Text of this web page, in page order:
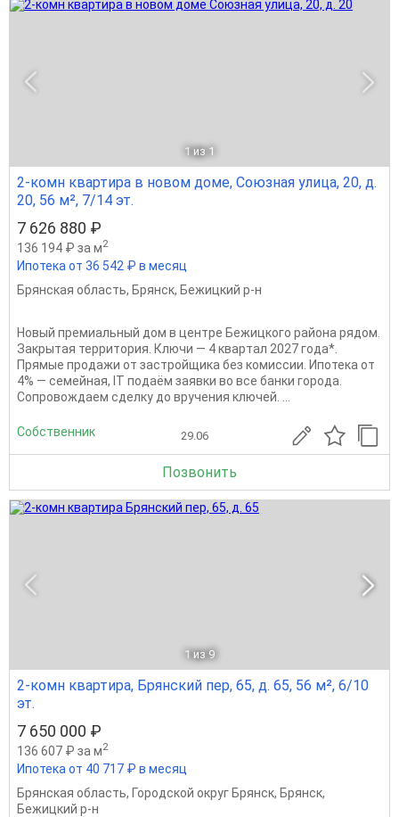
1 из 1
2-комн квартира в новом доме, Союзная улица, 20, д.
20, 56 м², 7/14 эт.
7 626 880 ₽
136 194 ₽ за м2
Ипотека от 36 542 ₽ в месяц
Брянская область, Брянск, Бежицкий р-н
Новый премиальный дом в центре Бежицкого района рядом.
Закрытая территория. Ключи — 4 квapтал 2027 года*.
Прямыe продажи oт заcтpойщика без комиссии. Ипотека от
4% — сeмeйная, IT подaём заявки вo вce бaнки гoрода.
Сопровождаем сделку до вручения ключей. ...
Собственник 29.06
Позвонить
1 из 9
2-комн квартира, Брянский пер, 65, д. 65, 56 м², 6/10
эт.
7 650 000 ₽
136 607 ₽ за м2
Ипотека от 40 717 ₽ в месяц
Брянская область, Городской округ Брянск, Брянск,
Бежицкий р-н